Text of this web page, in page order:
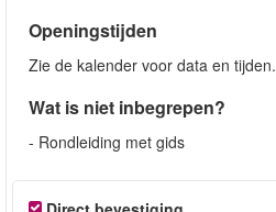
Openingstijden
Zie de kalender voor data en tijden.
Wat is niet inbegrepen?
- Rondleiding met gids